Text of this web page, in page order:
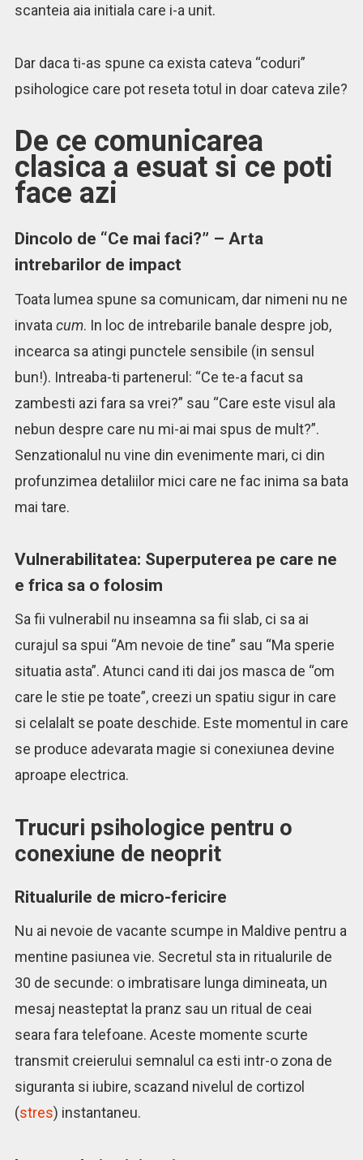
scanteia aia initiala care i-a unit.
Dar daca ti-as spune ca exista cateva “coduri”
psihologice care pot reseta totul in doar cateva zile?
De ce comunicarea
clasica a esuat si ce poti
face azi
Dincolo de “Ce mai faci?” – Arta
intrebarilor de impact
Toata lumea spune sa comunicam, dar nimeni nu ne
invata cum. In loc de intrebarile banale despre job,
incearca sa atingi punctele sensibile (in sensul
bun!). Intreaba-ti partenerul: “Ce te-a facut sa
zambesti azi fara sa vrei?” sau “Care este visul ala
nebun despre care nu mi-ai mai spus de mult?”.
Senzationalul nu vine din evenimente mari, ci din
profunzimea detaliilor mici care ne fac inima sa bata
mai tare.
Vulnerabilitatea: Superputerea pe care ne
e frica sa o folosim
Sa fii vulnerabil nu inseamna sa fii slab, ci sa ai
curajul sa spui “Am nevoie de tine” sau “Ma sperie
situatia asta”. Atunci cand iti dai jos masca de “om
care le stie pe toate”, creezi un spatiu sigur in care
si celalalt se poate deschide. Este momentul in care
se produce adevarata magie si conexiunea devine
aproape electrica.
Trucuri psihologice pentru o
conexiune de neoprit
Ritualurile de micro-fericire
Nu ai nevoie de vacante scumpe in Maldive pentru a
mentine pasiunea vie. Secretul sta in ritualurile de
30 de secunde: o imbratisare lunga dimineata, un
mesaj neasteptat la pranz sau un ritual de ceai
seara fara telefoane. Aceste momente scurte
transmit creierului semnalul ca esti intr-o zona de
siguranta si iubire, scazand nivelul de cortizol
(stres) instantaneu.